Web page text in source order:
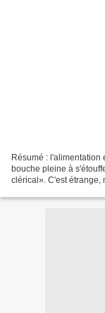
Résumé : l'alimentation
bouche pleine à
clérical». C'est étrange,